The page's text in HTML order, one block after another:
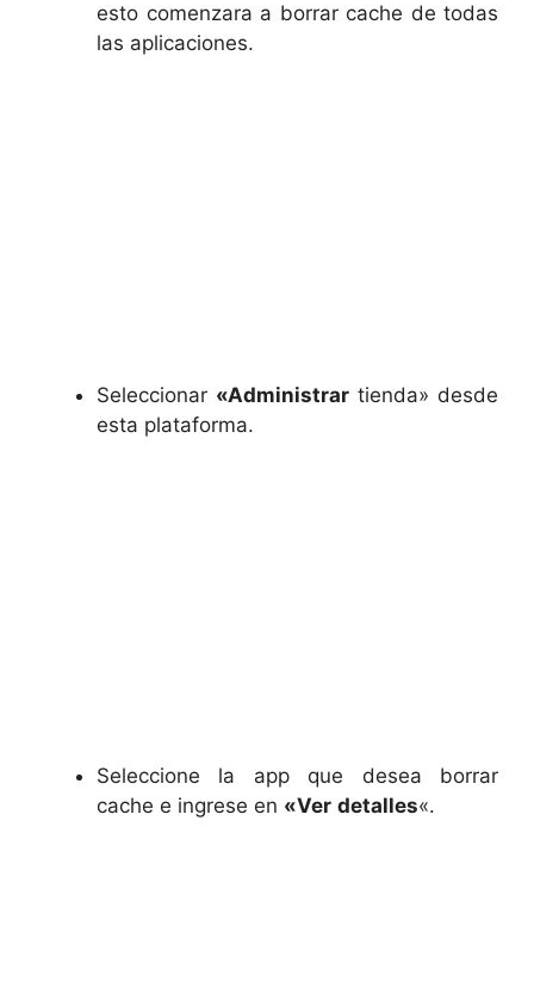
esto comenzara a borrar cache de todas
las aplicaciones.
Seleccionar «Administrar tienda» desde
esta plataforma.
Seleccione la app que desea borrar
cache e ingrese en «Ver detalles«.